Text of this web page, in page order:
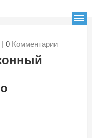
| 0Комментарии